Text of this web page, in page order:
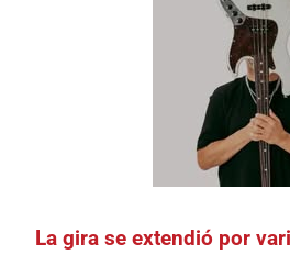
La gira se extendió por